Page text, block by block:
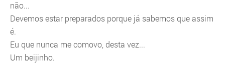
não...
Devemos estar preparados porque já sabemos que assim
é.
Eu que nunca me comovo, desta vez...
Um beijinho.